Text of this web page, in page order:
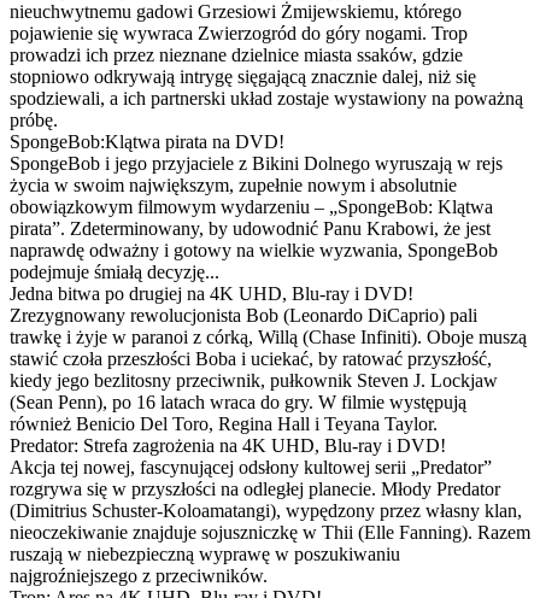
nieuchwytnemu gadowi Grzesiowi Żmijewskiemu, którego
pojawienie się wywraca Zwierzogród do góry nogami. Trop
prowadzi ich przez nieznane dzielnice miasta ssaków, gdzie
stopniowo odkrywają intrygę sięgającą znacznie dalej, niż się
spodziewali, a ich partnerski układ zostaje wystawiony na poważną
próbę.
SpongeBob:Klątwa pirata na DVD!
SpongeBob i jego przyjaciele z Bikini Dolnego wyruszają w rejs
życia w swoim największym, zupełnie nowym i absolutnie
obowiązkowym filmowym wydarzeniu – „SpongeBob: Klątwa
pirata”. Zdeterminowany, by udowodnić Panu Krabowi, że jest
naprawdę odważny i gotowy na wielkie wyzwania, SpongeBob
podejmuje śmiałą decyzję...
Jedna bitwa po drugiej na 4K UHD, Blu-ray i DVD!
Zrezygnowany rewolucjonista Bob (Leonardo DiCaprio) pali
trawkę i żyje w paranoi z córką, Willą (Chase Infiniti). Oboje muszą
stawić czoła przeszłości Boba i uciekać, by ratować przyszłość,
kiedy jego bezlitosny przeciwnik, pułkownik Steven J. Lockjaw
(Sean Penn), po 16 latach wraca do gry. W filmie występują
również Benicio Del Toro, Regina Hall i Teyana Taylor.
Predator: Strefa zagrożenia na 4K UHD, Blu-ray i DVD!
Akcja tej nowej, fascynującej odsłony kultowej serii „Predator”
rozgrywa się w przyszłości na odległej planecie. Młody Predator
(Dimitrius Schuster-Koloamatangi), wypędzony przez własny klan,
nieoczekiwanie znajduje sojuszniczkę w Thii (Elle Fanning). Razem
ruszają w niebezpieczną wyprawę w poszukiwaniu
najgroźniejszego z przeciwników.